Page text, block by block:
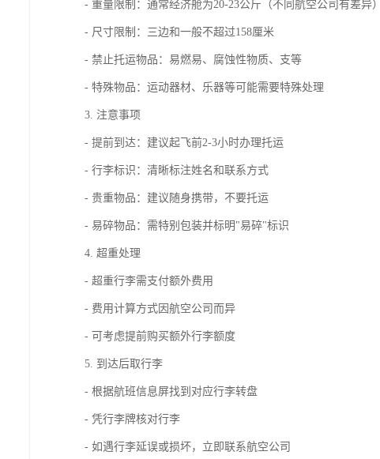
- 重量限制：通常经济舱为20-23公斤（不同航空公司有差异）
- 尺寸限制：三边和一般不超过158厘米
- 禁止托运物品：易燃易、腐蚀性物质、支等
- 特殊物品：运动器材、乐器等可能需要特殊处理
3. 注意事项
- 提前到达：建议起飞前2-3小时办理托运
- 行李标识：清晰标注姓名和联系方式
- 贵重物品：建议随身携带，不要托运
- 易碎物品：需特别包装并标明"易碎"标识
4. 超重处理
- 超重行李需支付额外费用
- 费用计算方式因航空公司而异
- 可考虑提前购买额外行李额度
5. 到达后取行李
- 根据航班信息屏找到对应行李转盘
- 凭行李牌核对行李
- 如遇行李延误或损坏，立即联系航空公司